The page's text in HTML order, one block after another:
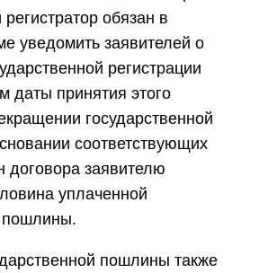
обязан в
уведомить заявителей о
регистрации
даты принятия этого
государственной
соответствующих
договора заявителю
уплаченной
пошлины.
пошлины также